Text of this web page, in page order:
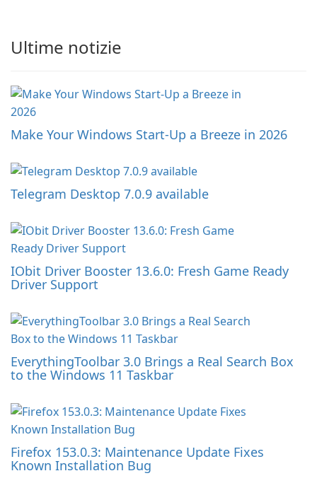
Ultime notizie
Make Your Windows Start-Up a Breeze in 2026
Telegram Desktop 7.0.9 available
IObit Driver Booster 13.6.0: Fresh Game Ready
Driver Support
EverythingToolbar 3.0 Brings a Real Search Box
to the Windows 11 Taskbar
Firefox 153.0.3: Maintenance Update Fixes
Known Installation Bug